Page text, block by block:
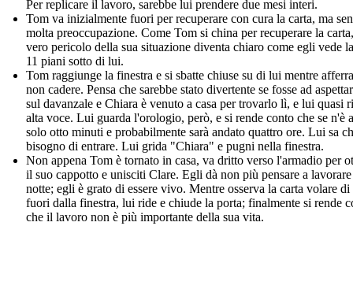
Per replicare il lavoro, sarebbe lui prendere due mesi interi.
Tom va inizialmente fuori per recuperare con cura la carta, ma
molta preoccupazione. Come Tom si china per recuperare la
vero pericolo della sua situazione diventa chiaro come egli vede
11 piani sotto di lui.
Tom raggiunge la finestra e si sbatte chiuse su di lui mentre
non cadere. Pensa che sarebbe stato divertente se fosse ad
sul davanzale e Chiara è venuto a casa per trovarlo lì, e lui quasi
alta voce. Lui guarda l'orologio, però, e si rende conto che se n'è
solo otto minuti e probabilmente sarà andato quattro ore. Lui sa
bisogno di entrare. Lui grida "Chiara" e pugni nella finestra.
Non appena Tom è tornato in casa, va dritto verso l'armadio per
il suo cappotto e unisciti Clare. Egli dà non più pensare a
notte; egli è grato di essere vivo. Mentre osserva la carta volare
fuori dalla finestra, lui ride e chiude la porta; finalmente si rende
che il lavoro non è più importante della sua vita.